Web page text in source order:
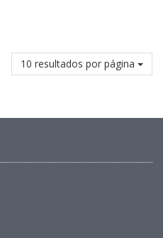
10 resultados por página